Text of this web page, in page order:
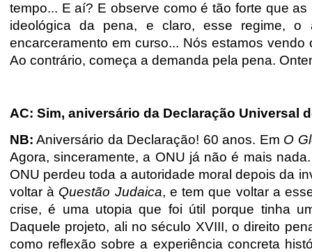
tempo... E aí? E observe como é tão forte que
ideológica da pena, e claro, esse regime,
encarceramento em curso... Nós estamos
Ao contrário, começa a demanda pela pena.
AC: Sim, aniversário da Declaração Universal
NB: Aniversário da Declaração! 60 anos. Em O
Agora, sinceramente, a ONU já não é mais
ONU perdeu toda a autoridade moral depois da
voltar à Questão Judaica, e tem que voltar a
crise, é uma utopia que foi útil porque tinha
Daquele projeto, ali no século XVIII, o direito
como reflexão sobre a experiência concreta